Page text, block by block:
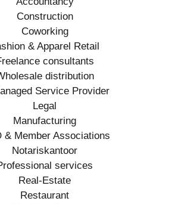
Construction
Coworking
& Apparel Retail
consultants
distribution
Service Provider
Legal
Manufacturing
& Member Associations
Notariskantoor
services
Real-Estate
Restaurant